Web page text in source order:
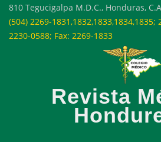
810 Tegucigalpa M.D.C., Honduras,
(504) 2269-1831,1832,1833,1834,1835;
2230-0588; Fax: 2269-1833
Revista